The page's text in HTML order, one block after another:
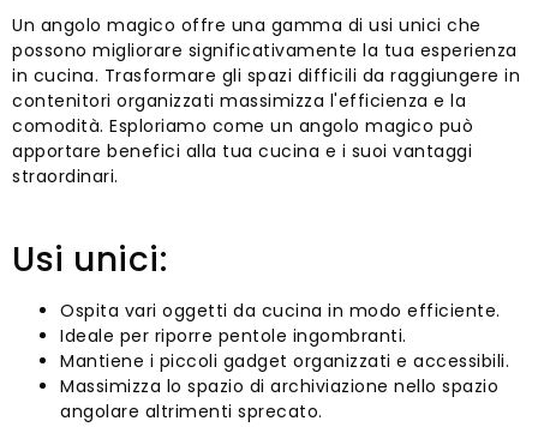
Un angolo magico offre una gamma di usi unici che
possono migliorare significativamente la tua esperienza
in cucina. Trasformare gli spazi difficili da raggiungere in
contenitori organizzati massimizza l'efficienza e la
comodità. Esploriamo come un angolo magico può
apportare benefici alla tua cucina e i suoi vantaggi
straordinari.
Usi unici:
Ospita vari oggetti da cucina in modo efficiente.
Ideale per riporre pentole ingombranti.
Mantiene i piccoli gadget organizzati e accessibili.
Massimizza lo spazio di archiviazione nello spazio
angolare altrimenti sprecato.